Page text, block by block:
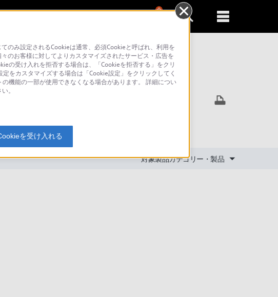
0
検索
対象製品カテゴリー・製品
のみ設定されるCookieは通常、必須Cookieと呼ばれ、利用を
のお客様に対してよりカスタマイズされたサービス・広告を
の受け入れを拒否する場合は、「Cookieを拒否する」をクリ
をカスタマイズする場合は「Cookie設定」をクリックしてく
機能の一部が使用できなくなる場合があります。 詳細につい
。
を受け入れる